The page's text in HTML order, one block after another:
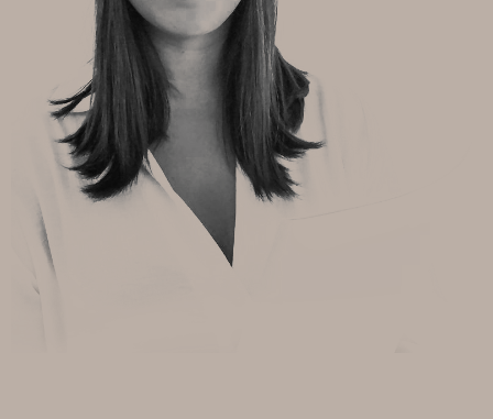
mejorar la
funcionalidad
y estructura
de la web, en
base a cómo
se usa la
web.
Experiencia
Para que
nuestra web
funcione lo